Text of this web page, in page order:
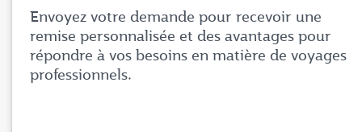
Envoyez votre demande pour recevoir une
remise personnalisée et des avantages pour
répondre à vos besoins en matière de voyages
professionnels.